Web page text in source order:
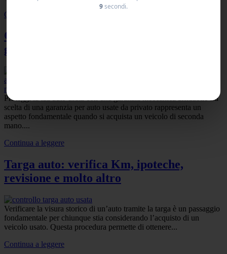
Continua a leggere
Garanzia auto usate privato – Cos’è la
garanzia meccanica
Proteggi la tua auto usata con una garanzia meccanica affidabile La
scelta di una garanzia per auto usate da privato rappresenta un
aspetto fondamentale quando si acquista un veicolo di seconda
mano....
Continua a leggere
Targa auto: verifica Km, ipoteche,
revisione e molto altro
Verificare la visura storico di un’auto tramite la targa è un passaggio
fondamentale per chiunque stia considerando l’acquisto di un
veicolo usato. Questa procedura permette di ottenere...
Continua a leggere
9secondi.